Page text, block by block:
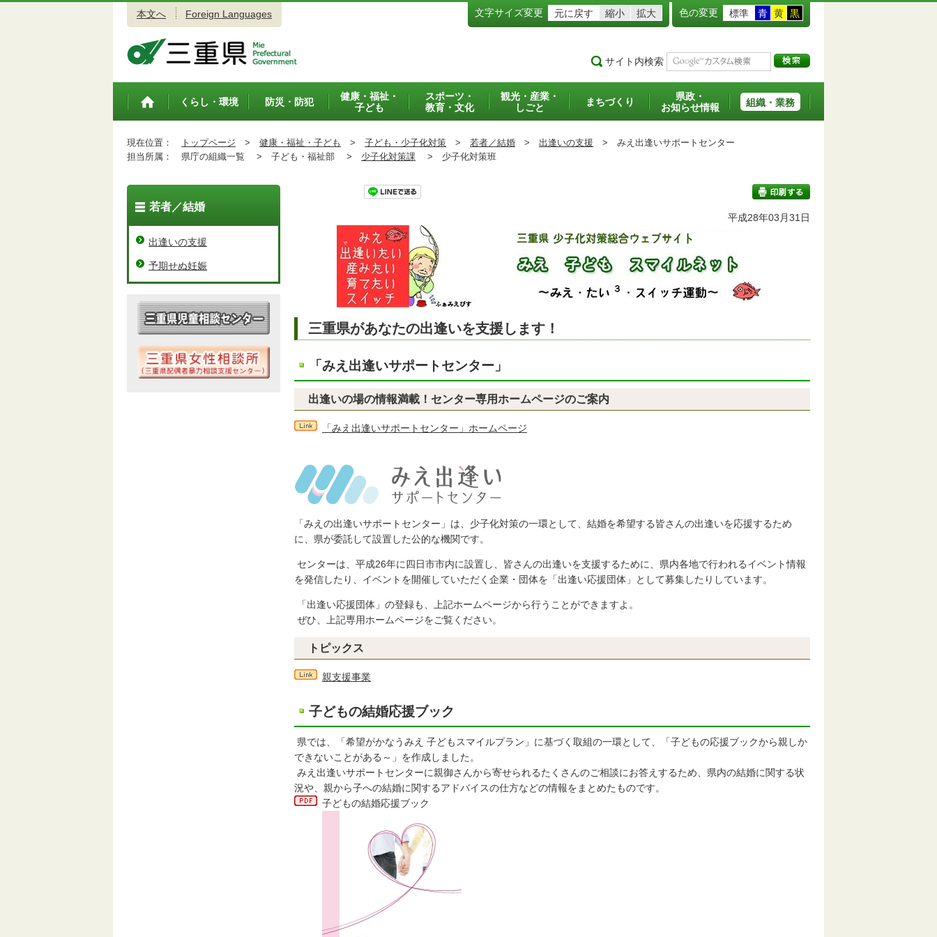
本文へ Foreign Languages 文字サイズ変更 元に戻す 縮小 拡大 色の変更 標準 青 黄 黒
サイト内検索
トップペ
くらし・環境 防災・防犯
健康・福祉・
子ども
スポーツ・
教育・文化
観光・産業・
しごと
まちづくり
県政・
お知らせ情報
組織・業務
現在位置： トップページ > 健康・福祉・子ども > 子ども・少子化対策 > 若者／結婚 > 出逢いの支援 > みえ出逢いサポートセンター
担当所属：
県庁の組織一覧 > 子ども・福祉部 > 少子化対策課 > 少子化対策班
平成28年03月31日
三重県があなたの出逢いを支援します！
「みえ出逢いサポートセンター」
出逢いの場の情報満載！センター専用ホームページのご案内
「みえ出逢いサポートセンター」ホームページ
「みえの出逢いサポートセンター」は、少子化対策の一環として、結婚を希望する皆さんの出逢いを応援するため
に、県が委託して設置した公的な機関です。
センターは、平成26年に四日市市内に設置し、皆さんの出逢いを支援するために、県内各地で行われるイベント情報
を発信したり、イベントを開催していただく企業・団体を「出逢い応援団体」として募集したりしています。
「出逢い応援団体」の登録も、上記ホームページから行うことができますよ。
ぜひ、上記専用ホームページをご覧ください。
トピックス
親支援事業
子どもの結婚応援ブック
県では、「希望がかなうみえ 子どもスマイルプラン」に基づく取組の一環として、「子どもの応援ブックから親しか
できないことがある～」を作成しました。
みえ出逢いサポートセンターに親御さんから寄せられるたくさんのご相談にお答えするため、県内の結婚に関する状
況や、親から子への結婚に関するアドバイスの仕方などの情報をまとめたものです。
子どもの結婚応援ブック
若者／結婚
出逢いの支援
予期せぬ妊娠